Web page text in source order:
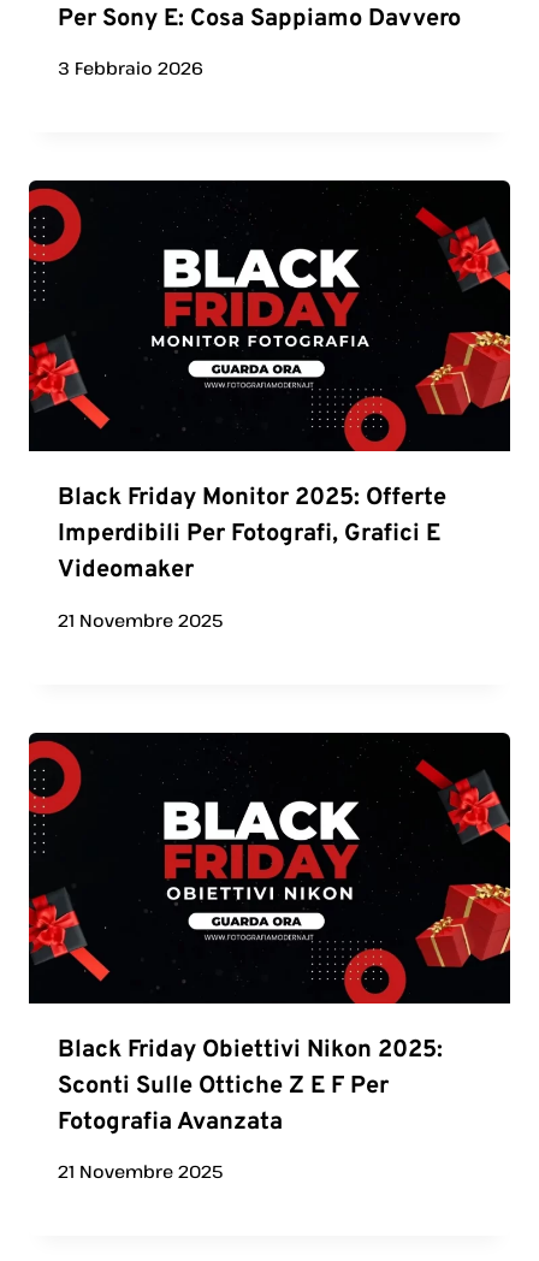
Per Sony E: Cosa Sappiamo Davvero
3 Febbraio 2026
Black Friday Monitor 2025: Offerte
Imperdibili Per Fotografi, Grafici E
Videomaker
21 Novembre 2025
Black Friday Obiettivi Nikon 2025:
Sconti Sulle Ottiche Z E F Per
Fotografia Avanzata
21 Novembre 2025